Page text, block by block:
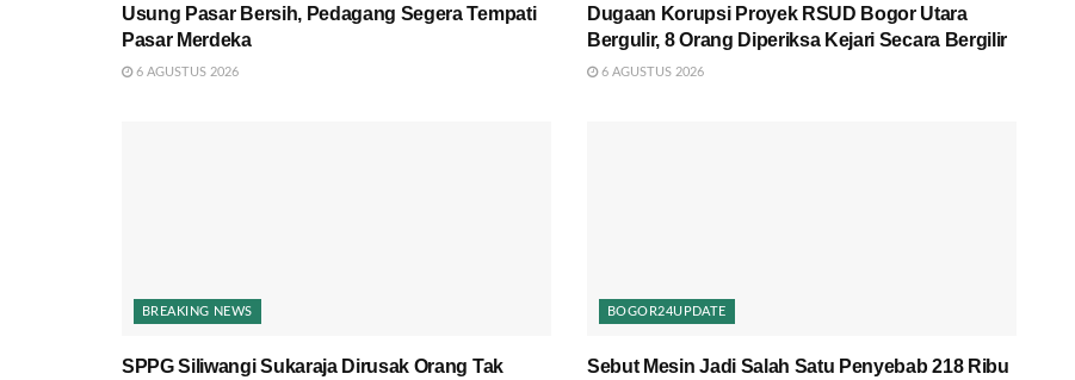
Usung Pasar Bersih, Pedagang Segera Tempati
Pasar Merdeka
6 AGUSTUS 2026
Dugaan Korupsi Proyek RSUD Bogor Utara
Bergulir, 8 Orang Diperiksa Kejari Secara Bergilir
6 AGUSTUS 2026
BREAKING NEWS
SPPG Siliwangi Sukaraja Dirusak Orang Tak
BOGOR24UPDATE
Sebut Mesin Jadi Salah Satu Penyebab 218 Ribu